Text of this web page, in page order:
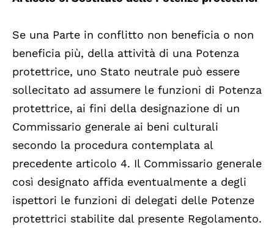
Se una Parte in conflitto non beneficia o non
beneficia più, della attività di una Potenza
protettrice, uno Stato neutrale può essere
sollecitato ad assumere le funzioni di Potenza
protettrice, ai fini della designazione di un
Commissario generale ai beni culturali
secondo la procedura contemplata al
precedente articolo 4. Il Commissario generale
così designato affida eventualmente a degli
ispettori le funzioni di delegati delle Potenze
protettrici stabilite dal presente Regolamento.